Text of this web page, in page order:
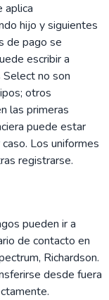
aplica
hijo y siguientes
de pago se
escribir a
no son
otros
las primeras
puede estar
Los uniformes
registrarse.
pueden ir a
de contacto en
Richardson.
desde fuera